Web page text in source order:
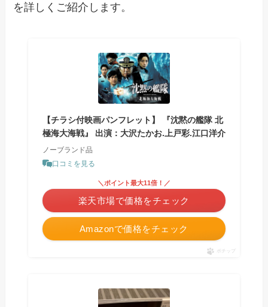
を詳しくご紹介します。
【チラシ付映画パンフレット】 『沈黙の艦隊 北
極海大海戦』 出演：大沢たかお.上戸彩.江口洋介
ノーブランド品
口コミを見る
Amazonで価格をチェック
＼ポイント最大11倍！／
楽天市場で価格をチェック
ポチップ